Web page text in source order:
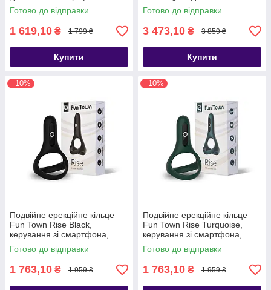
Зелений - SO5743
Готово до відправки
1 619,10 ₴ 1 799 ₴
Купити
Готово до відправки
3 473,10 ₴ 3 859 ₴
Купити
–10%
Подвійне ерекційне кільце
Fun Town Rise Black,
керування зі смартфона,
Черный - SO5747
Готово до відправки
1 763,10 ₴ 1 959 ₴
–10%
Подвійне ерекційне кільце
Fun Town Rise Turquoise,
керування зі смартфона,
Зелений - SO5748
Готово до відправки
1 763,10 ₴ 1 959 ₴